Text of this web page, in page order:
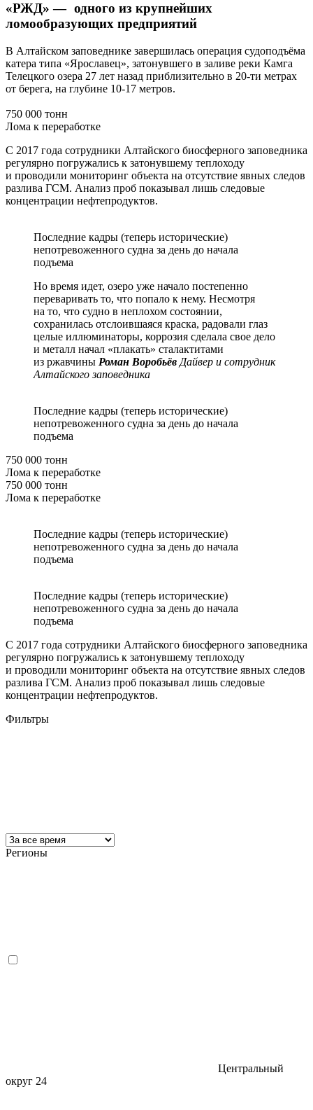
«РЖД» — одного из крупнейших
ломообразующих предприятий
В Алтайском заповеднике завершилась операция судоподъёма
катера типа «Ярославец», затонувшего в заливе реки Камга
Телецкого озера 27 лет назад приблизительно в 20-ти метрах
от берега, на глубине 10-17 метров.
750 000 тонн
Лома к переработке
С 2017 года сотрудники Алтайского биосферного заповедника
регулярно погружались к затонувшему теплоходу
и проводили мониторинг объекта на отсутствие явных следов
разлива ГСМ. Анализ проб показывал лишь следовые
концентрации нефтепродуктов.
Последние кадры (теперь исторические)
непотревоженного судна за день до начала
подъема
Но время идет, озеро уже начало постепенно
переваривать то, что попало к нему. Несмотря
на то, что судно в неплохом состоянии,
сохранилась отслоившаяся краска, радовали глаз
целые иллюминаторы, коррозия сделала свое дело
и металл начал «плакать» сталактитами
из ржавчины Роман Воробьёв Дайвер и сотрудник
Алтайского заповедника
Последние кадры (теперь исторические)
непотревоженного судна за день до начала
подъема
750 000 тонн
Лома к переработке
750 000 тонн
Лома к переработке
Последние кадры (теперь исторические)
непотревоженного судна за день до начала
подъема
Последние кадры (теперь исторические)
непотревоженного судна за день до начала
подъема
С 2017 года сотрудники Алтайского биосферного заповедника
регулярно погружались к затонувшему теплоходу
и проводили мониторинг объекта на отсутствие явных следов
разлива ГСМ. Анализ проб показывал лишь следовые
концентрации нефтепродуктов.
Фильтры
Регионы
Центральный
округ 24